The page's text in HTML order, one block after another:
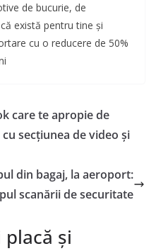
de bucurie, de
există pentru tine și
cu o reducere de 50%
care te apropie de
secțiunea de video și
din bagaj, la aeroport:
scanării de securitate
și